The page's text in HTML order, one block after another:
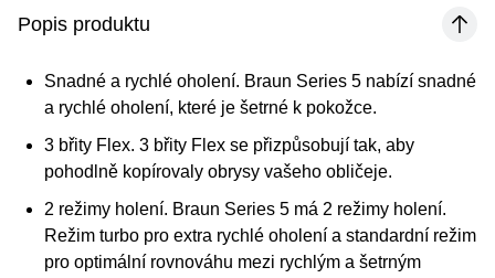
Popis produktu
Snadné a rychlé oholení. Braun Series 5 nabízí snadné
a rychlé oholení, které je šetrné k pokožce.
3 břity Flex. 3 břity Flex se přizpůsobují tak, aby
pohodlně kopírovaly obrysy vašeho obličeje.
2 režimy holení. Braun Series 5 má 2 režimy holení.
Režim turbo pro extra rychlé oholení a standardní režim
pro optimální rovnováhu mezi rychlým a šetrným